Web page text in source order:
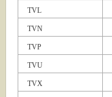
TVL
TVN
TVP
TVU
TVX